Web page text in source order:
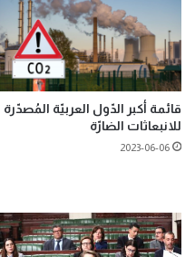
قائمة أكبر الدّول العربيّة المُصدّرة
للانبعاثات الضارّة
2023-06-06